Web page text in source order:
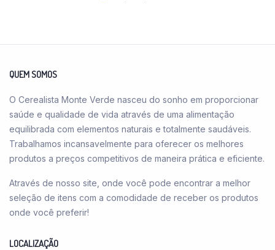
QUEM SOMOS
O Cerealista Monte Verde nasceu do sonho em proporcionar
saúde e qualidade de vida através de uma alimentação
equilibrada com elementos naturais e totalmente saudáveis.
Trabalhamos incansavelmente para oferecer os melhores
produtos a preços competitivos de maneira prática e eficiente.
Através de nosso site, onde você pode encontrar a melhor
seleção de itens com a comodidade de receber os produtos
onde você preferir!
LOCALIZAÇÃO